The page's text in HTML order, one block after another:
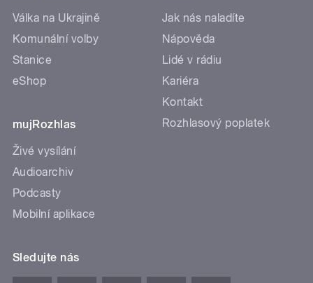
Válka na Ukrajině
Komunální volby
Stanice
eShop
mujRozhlas
Živé vysílání
Audioarchiv
Podcasty
Mobilní aplikace
Jak nás naladíte
Nápověda
Lidé v rádiu
Kariéra
Kontakt
Rozhlasový poplatek
Sledujte nás